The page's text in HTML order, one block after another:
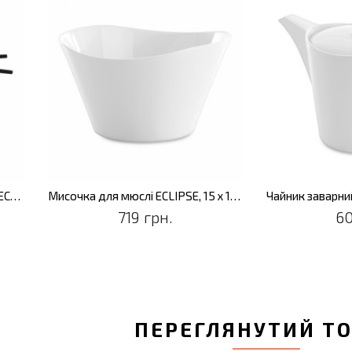
Мисочка для мюслі ECLIPSE, 15 х 15 х 8,5 см, 2 шт. / уп. Чайник заварний ECLIPSE, з кришкою, 1,3 л
601 грн.
ПЕРЕГЛЯНУТИЙ